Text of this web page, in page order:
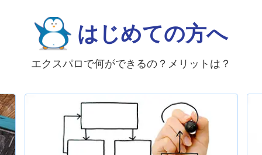
はじめての方へ
エクスパロで何ができるの？メリットは？